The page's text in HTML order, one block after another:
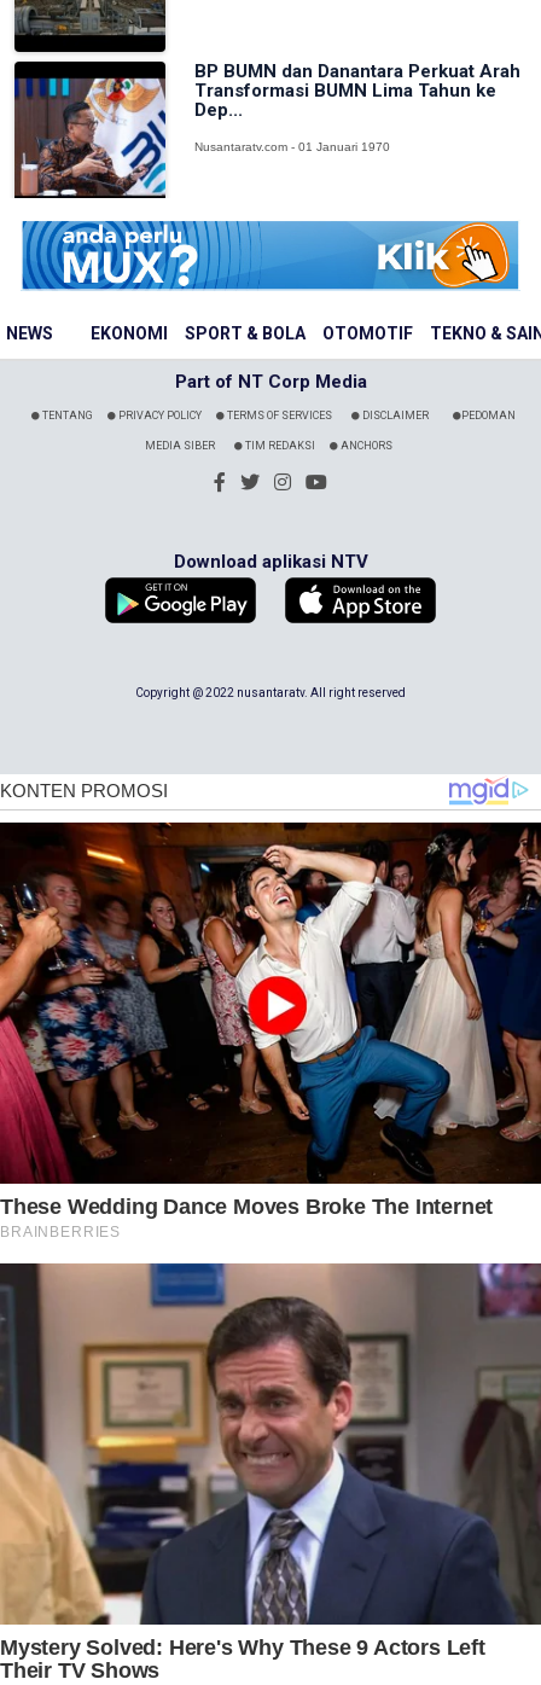
NEWS EKONOMI SPORT & BOLA OTOMOTIF TEKNO &
BP BUMN dan Danantara Perkuat Arah
Transformasi BUMN Lima Tahun ke
Dep...
Nusantaratv.com - 01 Januari 1970
Part of NT Corp Media
TENTANG PRIVACY POLICY TERMS OF SERVICES DISCLAIMER PEDOMAN
MEDIA SIBER TIM REDAKSI ANCHORS
Download aplikasi NTV
Copyright @ 2022 nusantaratv. All right reserved